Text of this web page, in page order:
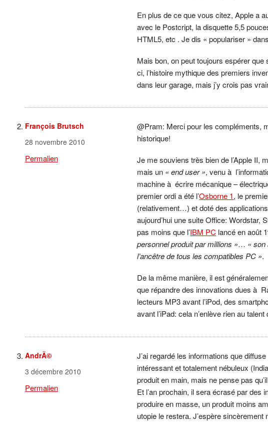
En plus de ce que vous citez, Apple a
avec le Postcript, la disquette 5,5
HTML5, etc . Je dis « populariser »
Mais bon, on peut toujours espérer
ci, l’histoire mythique des premiers
dans leur garage, mais j’y crois pas
François Brutsch
28 novembre 2010
Permalien
@Pram: Merci pour les compléments,
historique!
Je me souviens très bien de l’Apple II,
mais un « end user », venu à
machine à écrire mécanique –
premier ordi a été l’Osborne 1, le
(relativement…) et doté des
aujourd’hui une suite Office: Wordstar,
pas moins que l’IBM PC lancé en août
personnel produit par millions »… « son
l’ancêtre de tous les compatibles PC ».
De la même manière, il est
que répandre des innovations dues à
lecteurs MP3 avant l’iPod, des
avant l’iPad: cela n’enlève rien au
AndrÃ©
3 décembre 2010
Permalien
J’ai regardé les informations que
intéressant et totalement nébuleux
produit en main, mais ne pense pas
Et l’an prochain, il sera écrasé par des
produire en masse, un produit moins
utopie le restera. J’espère sincèrement